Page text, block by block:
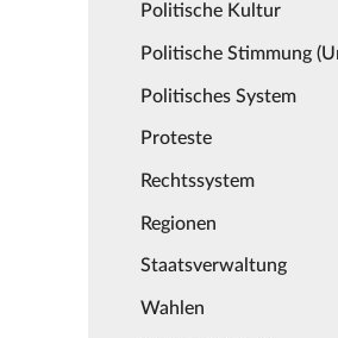
Politische Kultur
Politische Stimmung
Politisches System
Proteste
Rechtssystem
Regionen
Staatsverwaltung
Wahlen